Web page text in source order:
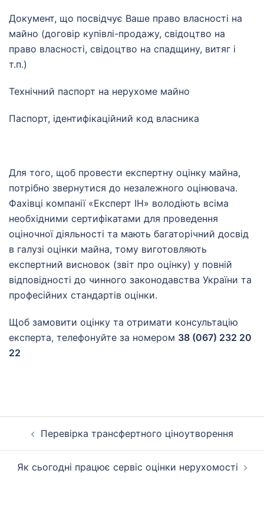
Документ, що посвідчує Ваше право власності на
майно (договір купівлі-продажу, свідоцтво на
право власності, свідоцтво на спадщину, витяг і
т.п.)
Технічний паспорт на нерухоме майно
Паспорт, ідентифікаційний код власника
Для того, щоб провести експертну оцінку майна,
потрібно звернутися до незалежного оцінювача.
Фахівці компанії «Експерт ІН» володіють всіма
необхідними сертифікатами для проведення
оціночної діяльності та мають багаторічний досвід
в галузі оцінки майна, тому виготовляють
експертний висновок (звіт про оцінку) у повній
відповідності до чинного законодавства України та
професійних стандартів оцінки.
Щоб замовити оцінку та отримати консультацію
експерта, телефонуйте за номером 38 (067) 232 20
22
записівПеревірка трансфертного ціноутворення
Як сьогодні працює сервіс оцінки нерухомості